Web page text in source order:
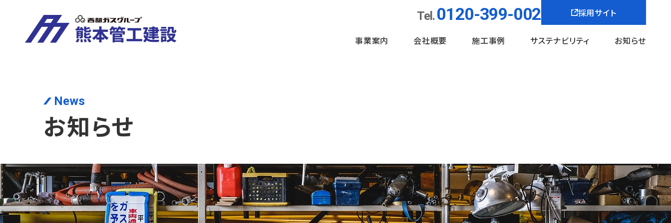
Tel.0120-399-002 採用サイト
事業案内 会社概要 施工事例 サステナビリティ お知らせ
お知らせ
News